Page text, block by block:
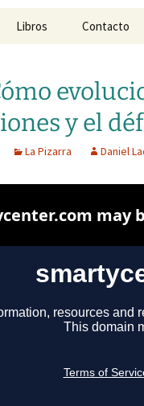
Libros Contacto
y el
La Pizarra Daniel